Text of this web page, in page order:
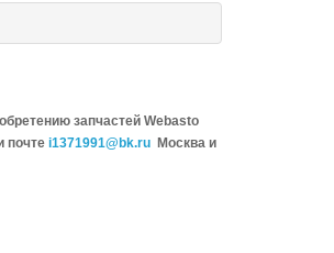
запчастей Webasto
почте i1371991@bk.ru Москва и